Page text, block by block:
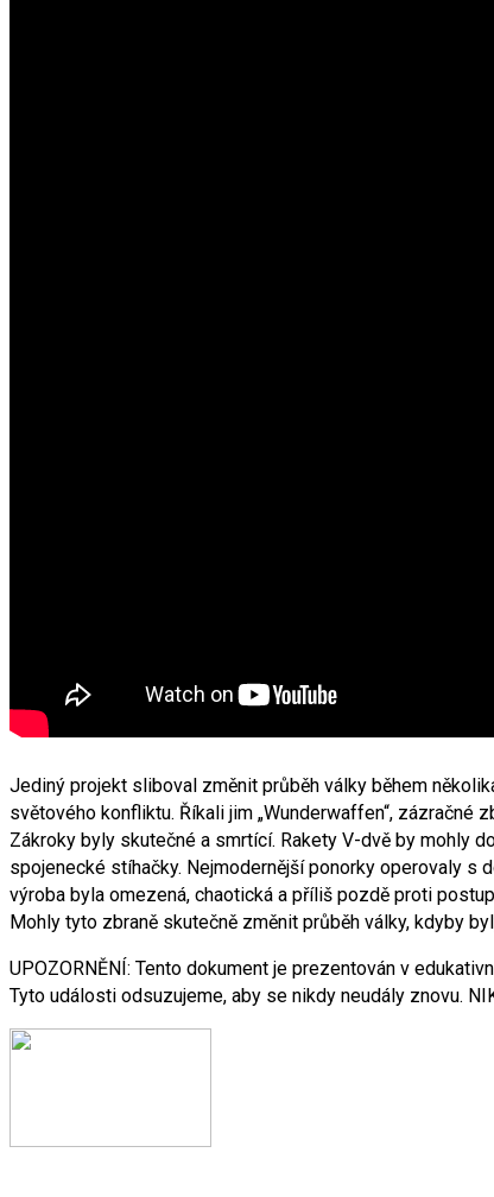
Jediný projekt sliboval změnit průběh války během
světového konfliktu. Říkali jim „Wunderwaffen“, zázračné
Zákroky byly skutečné a smrtící. Rakety V-dvě by mohly
spojenecké stíhačky. Nejmodernější ponorky operovaly s
výroba byla omezená, chaotická a příliš pozdě proti
Mohly tyto zbraně skutečně změnit průběh války, kdyby
UPOZORNĚNÍ: Tento dokument je prezentován v
Tyto události odsuzujeme, aby se nikdy neudály znovu.